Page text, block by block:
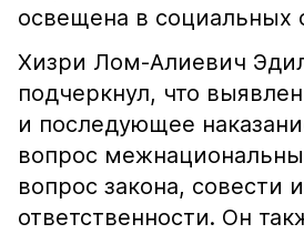
освещена в социальных
Хизри Лом-Алиевич
подчеркнул, что
и последующее
вопрос
вопрос закона, совести
ответственности. Он